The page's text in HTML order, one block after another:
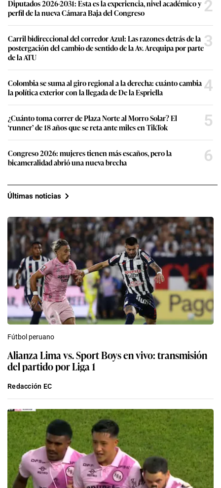
Diputados 2026-2031: Esta es la experiencia, nivel académico y
perfil de la nueva Cámara Baja del Congreso
2
Carril bidireccional del corredor Azul: Las razones detrás de la
postergación del cambio de sentido de la Av. Arequipa por parte
de la ATU
3
Colombia se suma al giro regional a la derecha: cuánto cambia
la política exterior con la llegada de De la Espriella
4
¿Cuánto toma correr de Plaza Norte al Morro Solar? El
‘runner’ de 18 años que se reta ante miles en TikTok
5
Congreso 2026: mujeres tienen más escaños, pero la
bicameralidad abrió una nueva brecha
6
Últimas noticias
Fútbol peruano
Alianza Lima vs. Sport Boys en vivo: transmisión
del partido por Liga 1
Redacción EC